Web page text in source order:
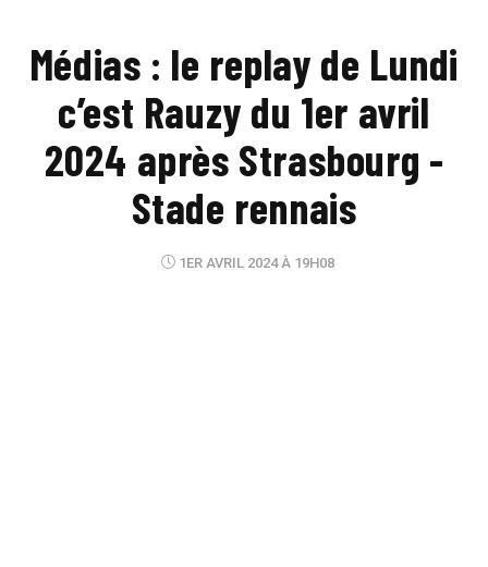
Médias : le replay de Lundi
c’est Rauzy du 1er avril
2024 après Strasbourg -
Stade rennais
1ER AVRIL 2024 À 19H08